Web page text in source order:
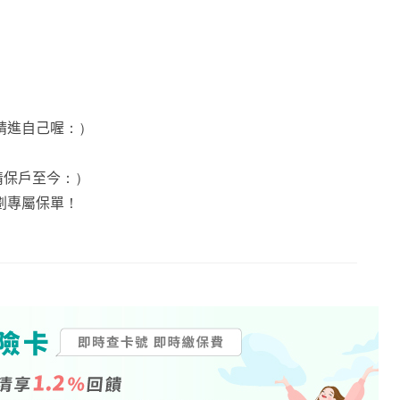
自己喔：）
戶至今：）
屬保單！